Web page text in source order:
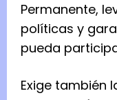
Permanente,
políticas y
pueda
Exige también